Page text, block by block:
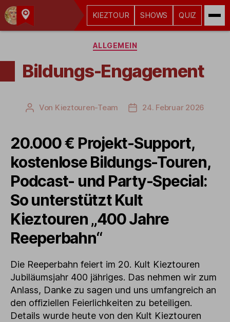
Kult-
KIEZTOUR SHOWS QUIZ
ALLGEMEIN
Bildungs-Engagement
Beitragsautor
Von Kieztouren-Team Veröffentlichungsdatum
24. Februar 2026
20.000 € Projekt-Support,
kostenlose Bildungs-Touren,
Podcast- und Party-Special:
So unterstützt Kult
Kieztouren „400 Jahre
Reeperbahn“
Die Reeperbahn feiert im 20. Kult Kieztouren
Jubiläumsjahr 400 jähriges. Das nehmen wir zum
Anlass, Danke zu sagen und uns umfangreich an
den offiziellen Feierlichkeiten zu beteiligen.
Details wurde heute von den Kult Kieztouren